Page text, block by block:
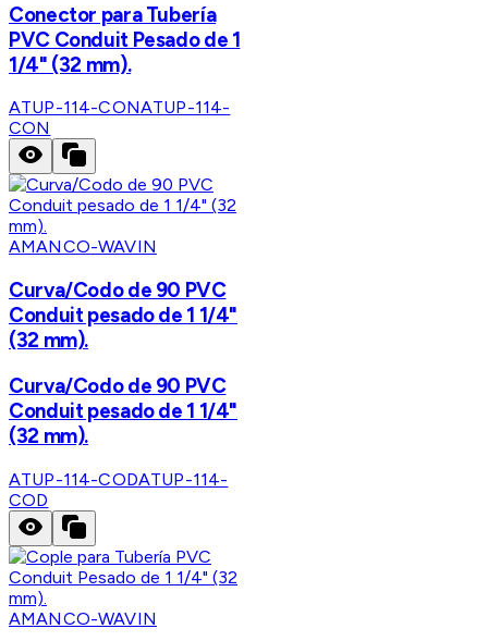
Conector para Tubería
PVC Conduit Pesado de 1
1/4" (32 mm).
ATUP-114-CONATUP-114-
CON
AMANCO-WAVIN
Curva/Codo de 90 PVC
Conduit pesado de 1 1/4"
(32 mm).
Curva/Codo de 90 PVC
Conduit pesado de 1 1/4"
(32 mm).
ATUP-114-CODATUP-114-
COD
AMANCO-WAVIN